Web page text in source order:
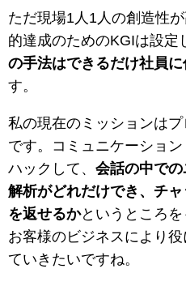
ただ現場1人1人の創造性
的達成のためのKGIは設定
の手法はできるだけ社員に
す。
私の現在のミッションは
です。コミュニケーショ
ハックして、 会話の中で
解析がどれだけでき、チ
を返せるかというところを
お客様のビジネスにより
ていきたいですね。